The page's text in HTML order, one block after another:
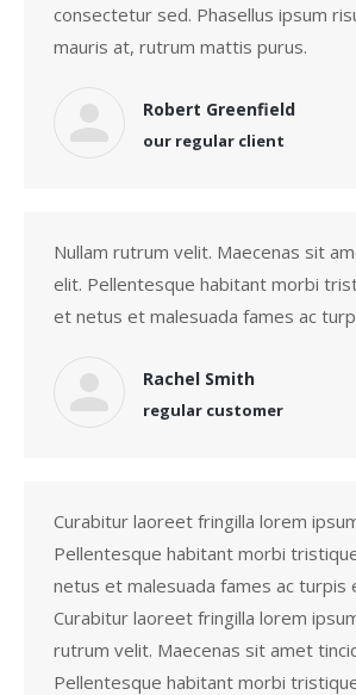
consectetur sed. Phasellus ipsum
mauris at, rutrum mattis purus.
Robert Greenfield
our regular client
Nullam rutrum velit. Maecenas sit
elit. Pellentesque habitant morbi
et netus et malesuada fames ac
Rachel Smith
regular customer
Curabitur laoreet fringilla lorem
Pellentesque habitant morbi
netus et malesuada fames ac turpis
Curabitur laoreet fringilla lorem
rutrum velit. Maecenas sit amet
Pellentesque habitant morbi